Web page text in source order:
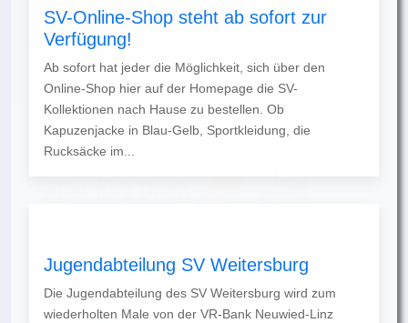
SV-Online-Shop steht ab sofort zur
Verfügung!
Ab sofort hat jeder die Möglichkeit, sich über den
Online-Shop hier auf der Homepage die SV-
Kollektionen nach Hause zu bestellen. Ob
Kapuzenjacke in Blau-Gelb, Sportkleidung, die
Rucksäcke im...
Jugendabteilung SV Weitersburg
Die Jugendabteilung des SV Weitersburg wird zum
wiederholten Male von der VR-Bank Neuwied-Linz